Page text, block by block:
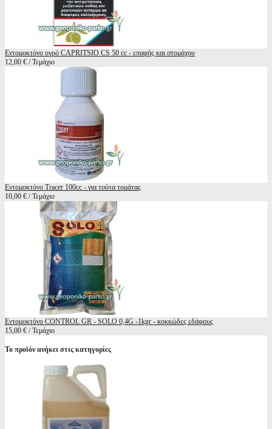
Εντομοκτόνο υγρό CAPRITSIO CS 50 cc - επαφής και στομάχου
12,00 € / Τεμάχιο
Εντομοκτόνο Tracer 100cc - για τούτα τομάτας
10,00 € / Τεμάχιο
Εντομοκτόνο CONTROL GR - SOLO 0,4G -1kgr - κοκκώδες εδάφους
15,00 € / Τεμάχιο
Το προϊόν ανήκει στις κατηγορίες